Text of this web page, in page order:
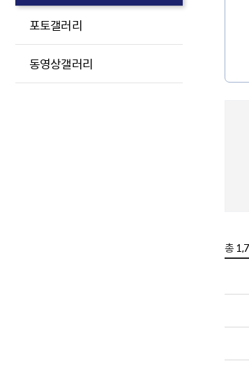
포토갤러리
동영상갤러리
총